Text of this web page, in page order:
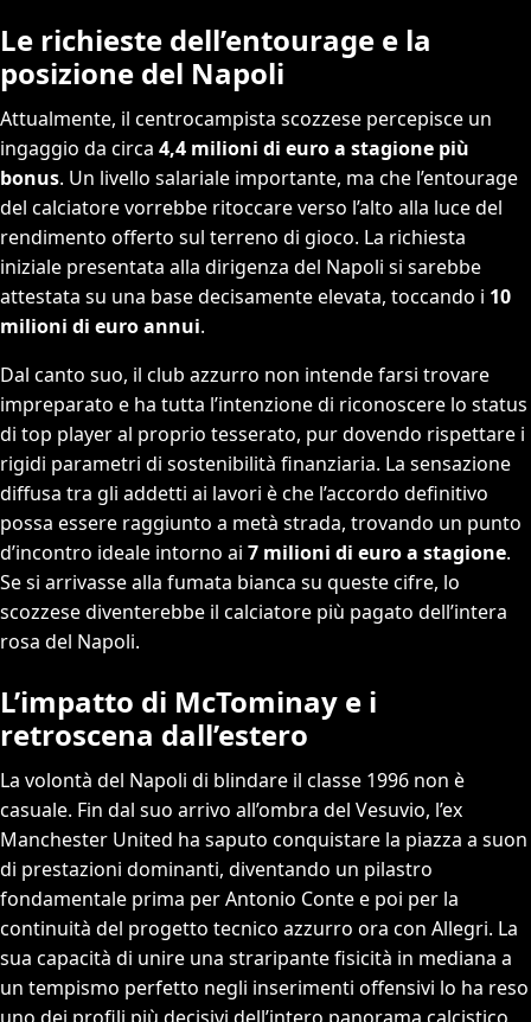
Le richieste dell’entourage e la
posizione del Napoli
Attualmente, il centrocampista scozzese percepisce un
ingaggio da circa 4,4 milioni di euro a stagione più
bonus. Un livello salariale importante, ma che l’entourage
del calciatore vorrebbe ritoccare verso l’alto alla luce del
rendimento offerto sul terreno di gioco. La richiesta
iniziale presentata alla dirigenza del Napoli si sarebbe
attestata su una base decisamente elevata, toccando i 10
milioni di euro annui.
Dal canto suo, il club azzurro non intende farsi trovare
impreparato e ha tutta l’intenzione di riconoscere lo status
di top player al proprio tesserato, pur dovendo rispettare i
rigidi parametri di sostenibilità finanziaria. La sensazione
diffusa tra gli addetti ai lavori è che l’accordo definitivo
possa essere raggiunto a metà strada, trovando un punto
d’incontro ideale intorno ai 7 milioni di euro a stagione.
Se si arrivasse alla fumata bianca su queste cifre, lo
scozzese diventerebbe il calciatore più pagato dell’intera
rosa del Napoli.
L’impatto di McTominay e i
retroscena dall’estero
La volontà del Napoli di blindare il classe 1996 non è
casuale. Fin dal suo arrivo all’ombra del Vesuvio, l’ex
Manchester United ha saputo conquistare la piazza a suon
di prestazioni dominanti, diventando un pilastro
fondamentale prima per Antonio Conte e poi per la
continuità del progetto tecnico azzurro ora con Allegri. La
sua capacità di unire una straripante fisicità in mediana a
un tempismo perfetto negli inserimenti offensivi lo ha reso